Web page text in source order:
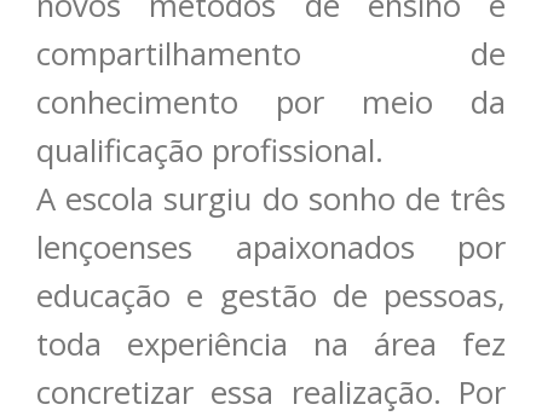
compartilhamento de
conhecimento por meio da
qualificação profissional.
A escola surgiu do sonho de três
lençoenses apaixonados por
educação e gestão de pessoas,
toda experiência na área fez
concretizar essa realização. Por